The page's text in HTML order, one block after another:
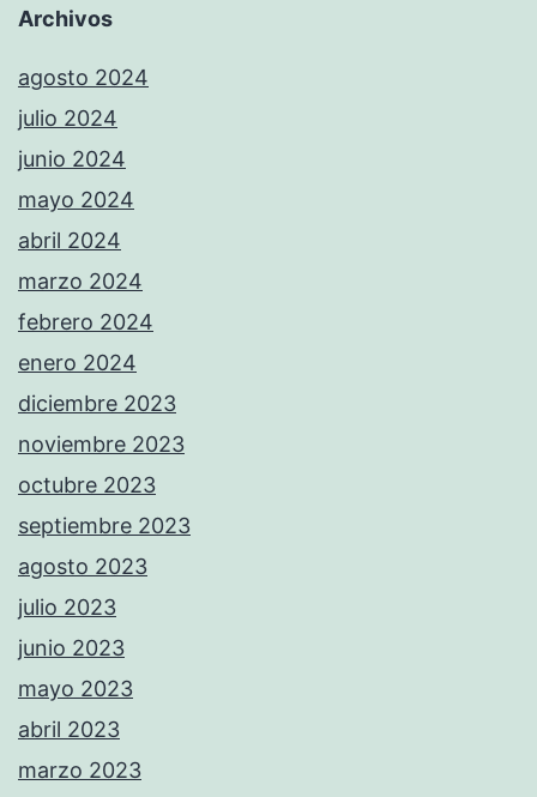
Archivos
agosto 2024
julio 2024
junio 2024
mayo 2024
abril 2024
marzo 2024
febrero 2024
enero 2024
diciembre 2023
noviembre 2023
octubre 2023
septiembre 2023
agosto 2023
julio 2023
junio 2023
mayo 2023
abril 2023
marzo 2023